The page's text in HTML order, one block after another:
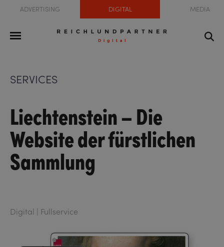
ADVERTISING DIGITAL MEDIA
SERVICES
Liechtenstein – Die
Website der fürstlichen
Sammlung
Digital | Fullservice